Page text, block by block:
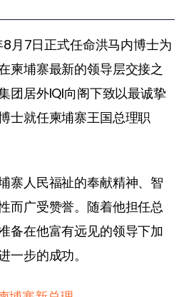
月7日正式任命洪马内博士为
柬埔寨最新的领导层交接之
团居外IQI向阁下致以最诚挚
士就任柬埔寨王国总理职
寨人民福祉的奉献精神、智
而广受赞誉。随着他担任总
备在他富有远见的领导下加
一步的成功。